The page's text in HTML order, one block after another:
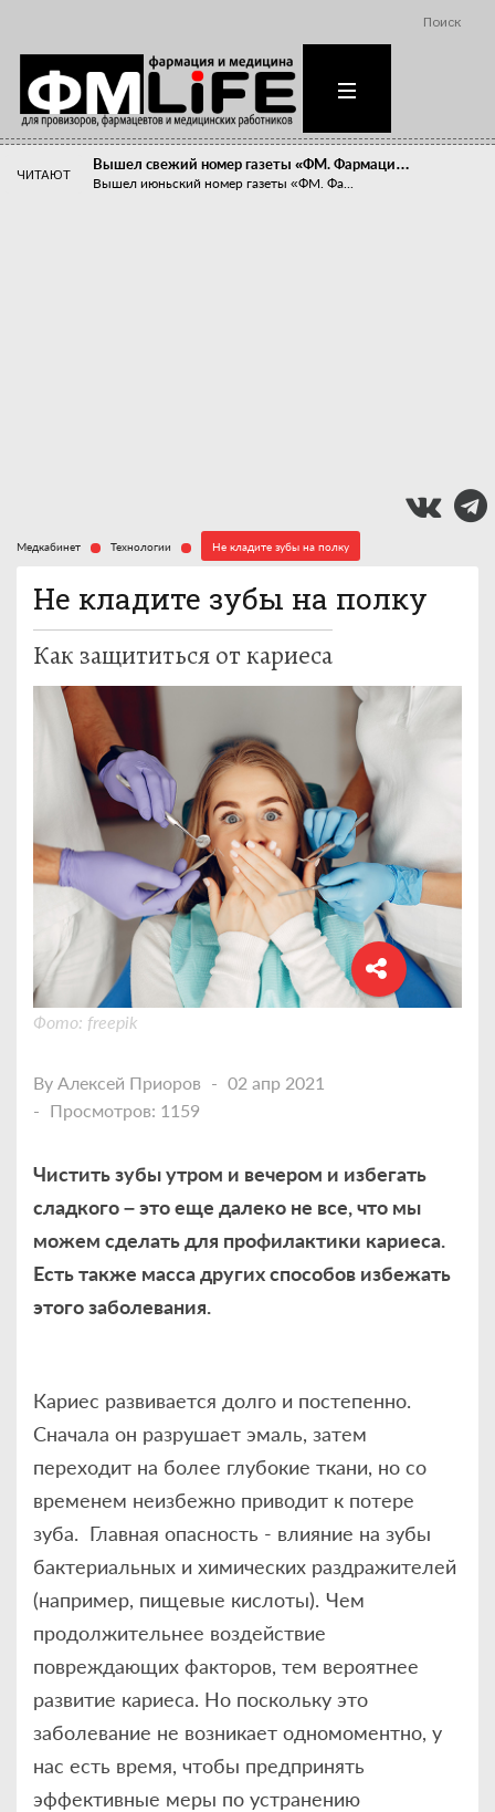
Поиск
ЧИТАЮТ
Вышел свежий номер газеты «ФМ. Фармаци…
Вышел июньский номер газеты «ФМ. Фа...
Медкабинет Технологии Не кладите зубы на полку
Не кладите зубы на полку
Как защититься от кариеса
Фото: freepik
By Алексей Приоров
02 апр 2021
Просмотров: 1159
Чистить зубы утром и вечером и избегать
сладкого – это еще далеко не все, что мы
можем сделать для профилактики кариеса.
Есть также масса других способов избежать
этого заболевания.
Кариес развивается долго и постепенно.
Сначала он разрушает эмаль, затем
переходит на более глубокие ткани, но со
временем неизбежно приводит к потере
зуба. Главная опасность - влияние на зубы
бактериальных и химических раздражителей
(например, пищевые кислоты). Чем
продолжительнее воздействие
повреждающих факторов, тем вероятнее
развитие кариеса. Но поскольку это
заболевание не возникает одномоментно, у
нас есть время, чтобы предпринять
эффективные меры по устранению